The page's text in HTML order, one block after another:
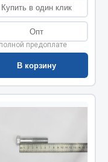
Купить в один клик
Опт
предоплате
В корзину